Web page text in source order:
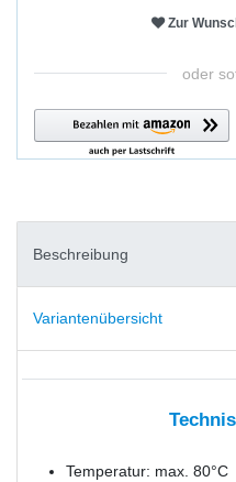
Zur
oder
Beschreibung
Variantenübersicht
Temperatur: max. 80°C